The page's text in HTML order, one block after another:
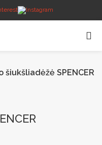
šiukšliadėžė SPENCER